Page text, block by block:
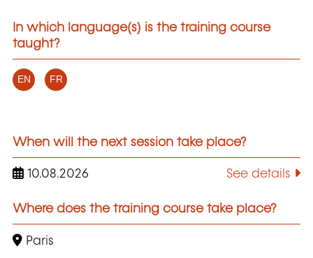
In which language(s) is the training course
taught?
EN FR
When will the next session take place?
10.08.2026 See details
Where does the training course take place?
Paris